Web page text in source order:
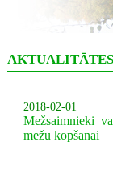
AKTUALITĀTES
2018-02-01
Mežsaimnieki
mežu kopšanai